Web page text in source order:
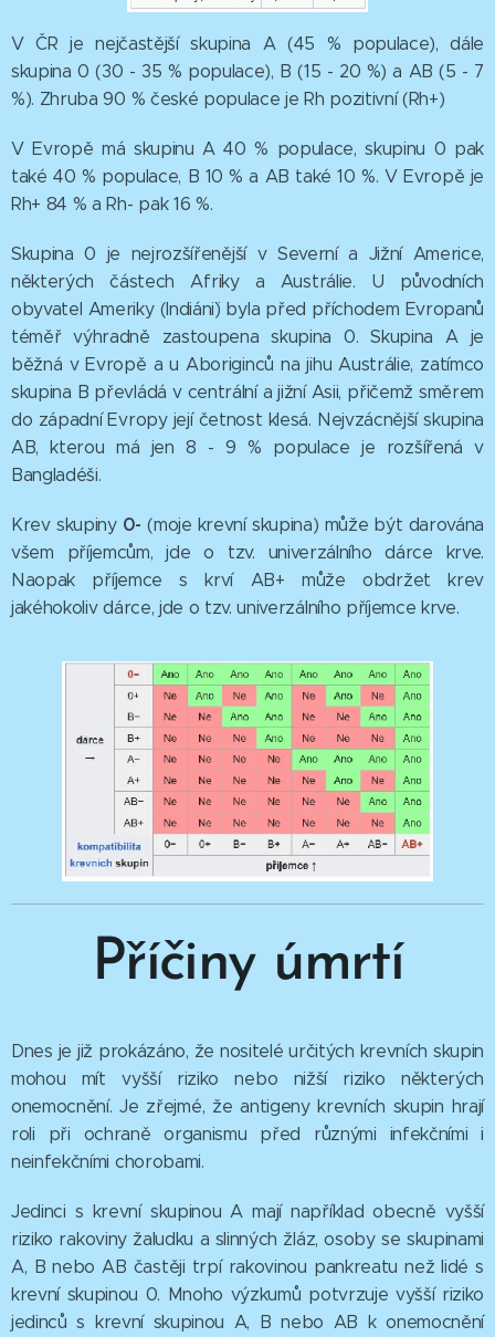
V ČR je nejčastější skupina A (45 % populace), dále
skupina 0 (30 - 35 % populace), B (15 - 20 %) a AB (5 - 7
%). Zhruba 90 % české populace je Rh pozitivní (Rh+)
V Evropě má skupinu A 40 % populace, skupinu 0 pak
také 40 % populace, B 10 % a AB také 10 %. V Evropě je
Rh+ 84 % a Rh- pak 16 %.
Skupina 0 je nejrozšířenější v Severní a Jižní Americe,
některých částech Afriky a Austrálie. U původních
obyvatel Ameriky (Indiáni¨) byla před příchodem Evropanů
téměř výhradně zastoupena skupina 0. Skupina A je
běžná v Evropě a u Aboriginců na jihu Austrálie, zatímco
skupina B převládá v centrální a jižní Asii, přičemž směrem
do západní Evropy její četnost klesá. Nejvzácnější skupina
AB, kterou má jen 8 - 9 % populace je rozšířená v
Bangladéši.
Krev skupiny 0- (moje krevní skupina) může být darována
všem příjemcům, jde o tzv. univerzálního dárce krve.
Naopak příjemce s krví AB+ může obdržet krev
jakéhokoliv dárce, jde o tzv. univerzálního příjemce krve.
Příčiny úmrtí
Dnes je již prokázáno, že nositelé určitých krevních skupin
mohou mít vyšší riziko nebo nižší riziko některých
onemocnění. Je zřejmé, že antigeny krevních skupin hrají
roli při ochraně organismu před různými infekčními i
neinfekčními chorobami.
Jedinci s krevní skupinou A mají například obecně vyšší
riziko rakoviny žaludku a slinných žláz, osoby se skupinami
A, B nebo AB častěji trpí rakovinou pankreatu než lidé s
krevní skupinou 0. Mnoho výzkumů potvrzuje vyšší riziko
jedinců s krevní skupinou A, B nebo AB k onemocnění